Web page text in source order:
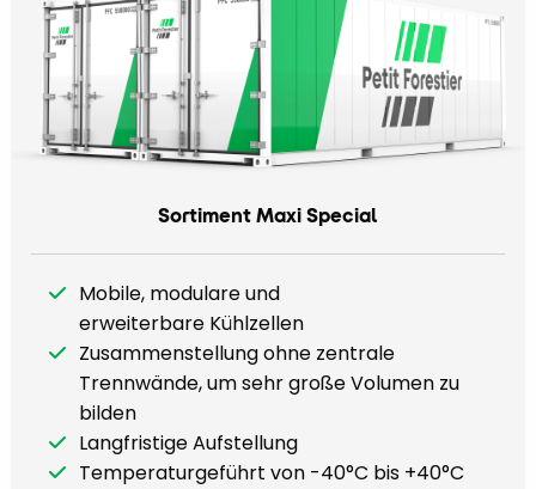
Sortiment Maxi Special
Mobile, modulare und
erweiterbare Kühlzellen
Zusammenstellung ohne zentrale
Trennwände, um sehr große Volumen zu
bilden
Langfristige Aufstellung
Temperaturgeführt von -40°C bis +40°C